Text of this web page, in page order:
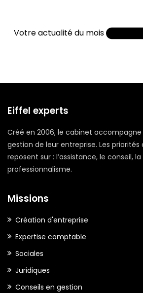
Votre actualité du mois
Eiffel experts
Créé en 2006, le cabinet accompagne
gestion de leur entreprise. Les
reposent sur : l’assistance, le conseil,
professionnalisme.
Missions
Création d'entreprise
Expertise comptable
Sociales
Juridiques
Conseils en gestion